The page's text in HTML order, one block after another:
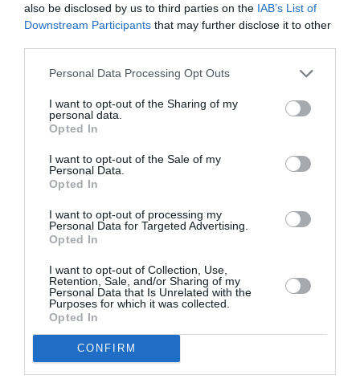
also be disclosed by us to third parties on the IAB’s List of
Downstream Participants that may further disclose it to other
Personal Data Processing Opt Outs
I want to opt-out of the Sharing of my
personal data.
Opted In
I want to opt-out of the Sale of my
Personal Data.
Opted In
I want to opt-out of processing my
Personal Data for Targeted Advertising.
Opted In
I want to opt-out of Collection, Use,
Retention, Sale, and/or Sharing of my
Personal Data that Is Unrelated with the
Purposes for which it was collected.
Opted In
CONFIRM
Η Emily Ratajkowski συνδυάζει boxer σορτς με
cropped top